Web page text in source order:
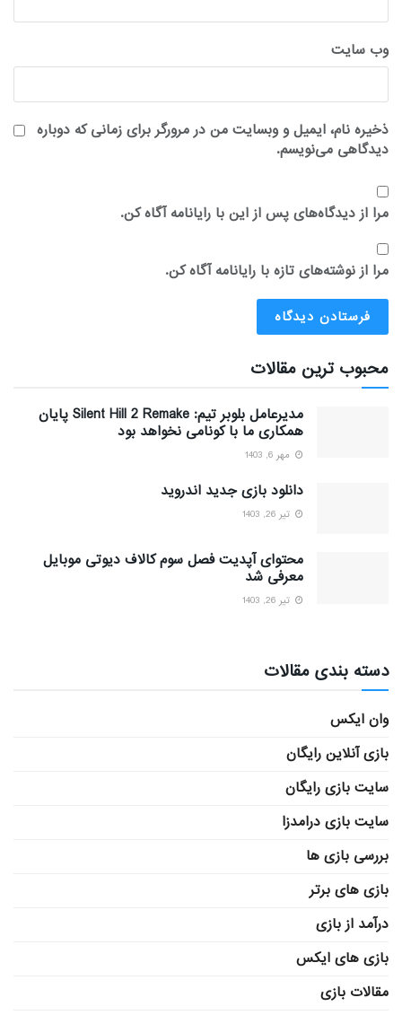
وب‌ سایت
ذخیره نام، ایمیل و وبسایت من در مرورگر برای زمانی که دوباره
دیدگاهی می‌نویسم.
مرا از دیدگاه‌های پس از این با رایانامه آگاه کن.
مرا از نوشته‌های تازه با رایانامه آگاه کن.
محبوب ترین مقالات
مدیرعامل بلوبر تیم: Silent Hill 2 Remake پایان
همکاری ما با کونامی نخواهد بود
مهر 6, 1403
دانلود بازی جدید اندروید
تیر 26, 1403
محتوای آپدیت فصل سوم کالاف دیوتی موبایل
معرفی شد
تیر 26, 1403
دسته بندی مقالات
وان ایکس
بازی آنلاین رایگان
سایت بازی رایگان
سایت بازی درامدزا
بررسی بازی ها
بازی های برتر
درآمد از بازی
بازی های ایکس
مقالات بازی